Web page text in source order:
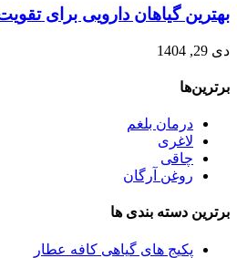
بهترین گیاهان دارویی برای
دی 29, 1404
برترین‌ها
درمان بلغم
لاغری
چاقی
روغن آرگان
برترین‌ دسته بندی ها
پکیج های گیاهی کافه عطار